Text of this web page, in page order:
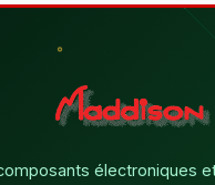
électroniques